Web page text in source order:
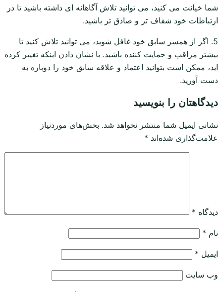
شما خیانت می کنید، می توانید تلاش آگاهانه ای داشته باشید تا در
ارتباطات خود شفاف تر و صادق تر باشید.
5. اگر از همسر سابق خود غافل شوید، می توانید تلاش کنید تا
بیشتر مراقب و حمایت کننده باشید. با نشان دادن اینکه تغییر کرده
اید، ممکن است بتوانید اعتماد و علاقه سابق خود را دوباره به
دست آورید.
دیدگاهتان را بنویسید
نشانی ایمیل شما منتشر نخواهد شد. بخش‌های موردنیاز
علامت‌گذاری شده‌اند *
دیدگاه *
نام *
ایمیل *
وب‌ سایت